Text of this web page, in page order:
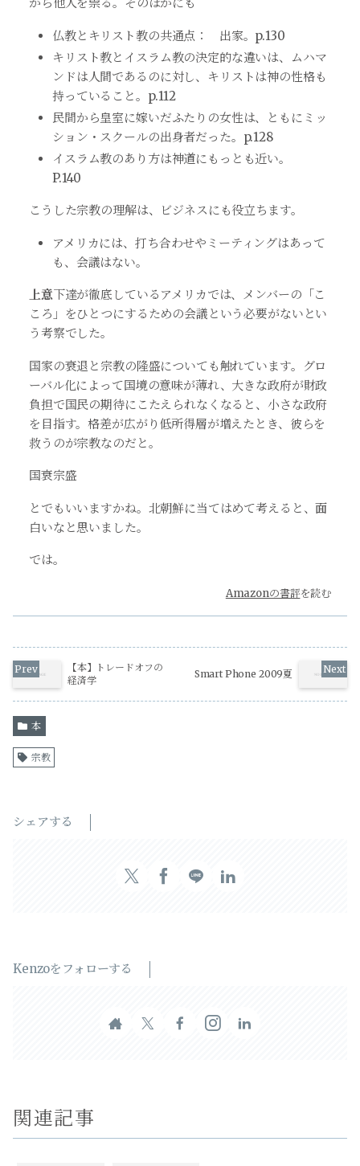
仏教とキリスト教の共通点： 出家。p.130
キリスト教とイスラム教の決定的な違いは、ムハマ
ンドは人間であるのに対し、キリストは神の性格も
持っていること。p.112
民間から皇室に嫁いだふたりの女性は、ともにミッ
ション・スクールの出身者だった。p.128
イスラム教のあり方は神道にもっとも近い。
P.140
こうした宗教の理解は、ビジネスにも役立ちます。
アメリカには、打ち合わせやミーティングはあって
も、会議はない。
上意下達が徹底しているアメリカでは、メンバーの「こ
ころ」をひとつにするための会議という必要がないとい
う考察でした。
国家の衰退と宗教の隆盛についても触れています。グロ
ーバル化によって国境の意味が薄れ、大きな政府が財政
負担で国民の期待にこたえられなくなると、小さな政府
を目指す。格差が広がり低所得層が増えたとき、彼らを
救うのが宗教なのだと。
国衰宗盛
とでもいいますかね。北朝鮮に当てはめて考えると、面
白いなと思いました。
では。
Amazonの書評を読む
【本】トレードオフの
経済学
Smart Phone 2009夏
本
宗教
シェアする
Kenzoをフォローする
関連記事